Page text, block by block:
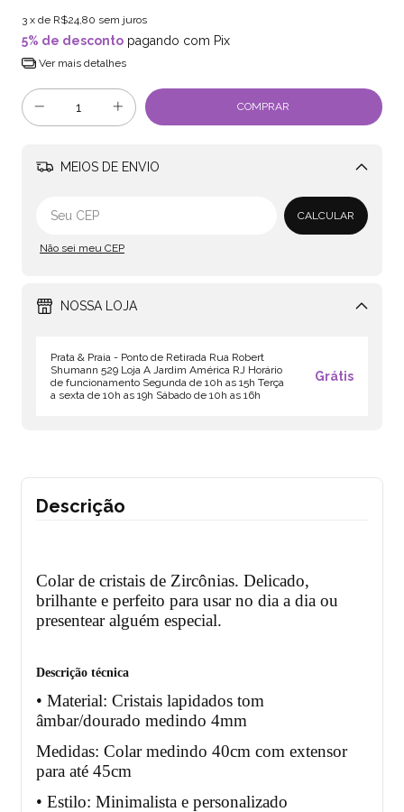
3 x de R$24,80 sem juros
5% de desconto pagando com Pix
Ver mais detalhes
MEIOS DE ENVIO
Alterar CEP
CALCULAR
Não sei meu CEP
NOSSA LOJA
Prata & Praia - Ponto de Retirada Rua Robert
Shumann 529 Loja A Jardim América RJ Horário
de funcionamento Segunda de 10h as 15h Terça
a sexta de 10h as 19h Sábado de 10h as 16h
Grátis
Descrição
Colar de cristais de Zircônias. Delicado,
brilhante e perfeito para usar no dia a dia ou
presentear alguém especial.
Descrição técnica
• Material: Cristais lapidados tom
âmbar/dourado medindo 4mm
Medidas: Colar medindo 40cm com extensor
para até 45cm
• Estilo: Minimalista e personalizado